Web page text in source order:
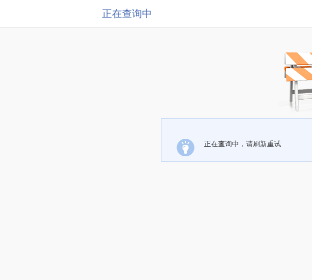
正在查询中
正在查询中，请刷新重试